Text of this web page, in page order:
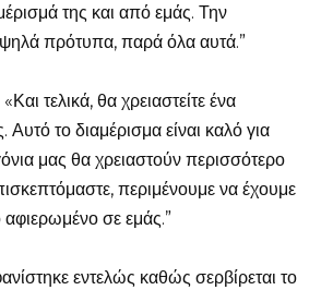
της και από εμάς. Την
πρότυπα, παρά όλα αυτά.”
τελικά, θα χρειαστείτε ένα
Αυτό το διαμέρισμα είναι καλό για
μας θα χρειαστούν περισσότερο
περιμένουμε να έχουμε
σε εμάς.”
εντελώς καθώς σερβίρεται το